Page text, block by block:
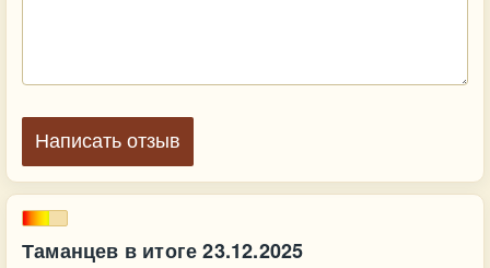
Таманцев в итоге 23.12.2025
Написать отзыв